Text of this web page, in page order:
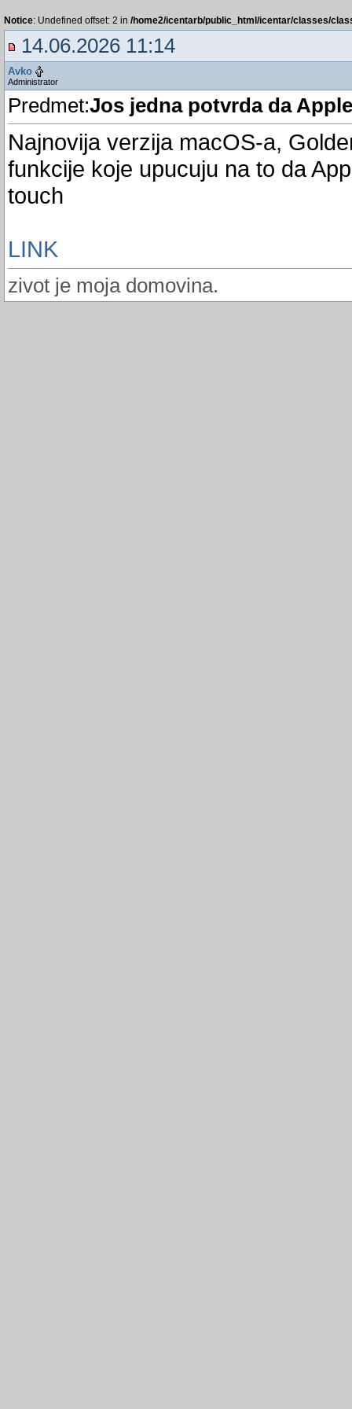
Notice: Undefined offset: 2 in /home2/icentarb/public_html/icentar/classes/
14.06.2026 11:14
Avko
Administrator
Predmet:Jos jedna potvrda da
Najnovija verzija macOS-a,
funkcije koje upucuju na to da
touch
LINK
zivot je moja domovina.